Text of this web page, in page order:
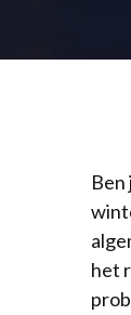
Ben
het